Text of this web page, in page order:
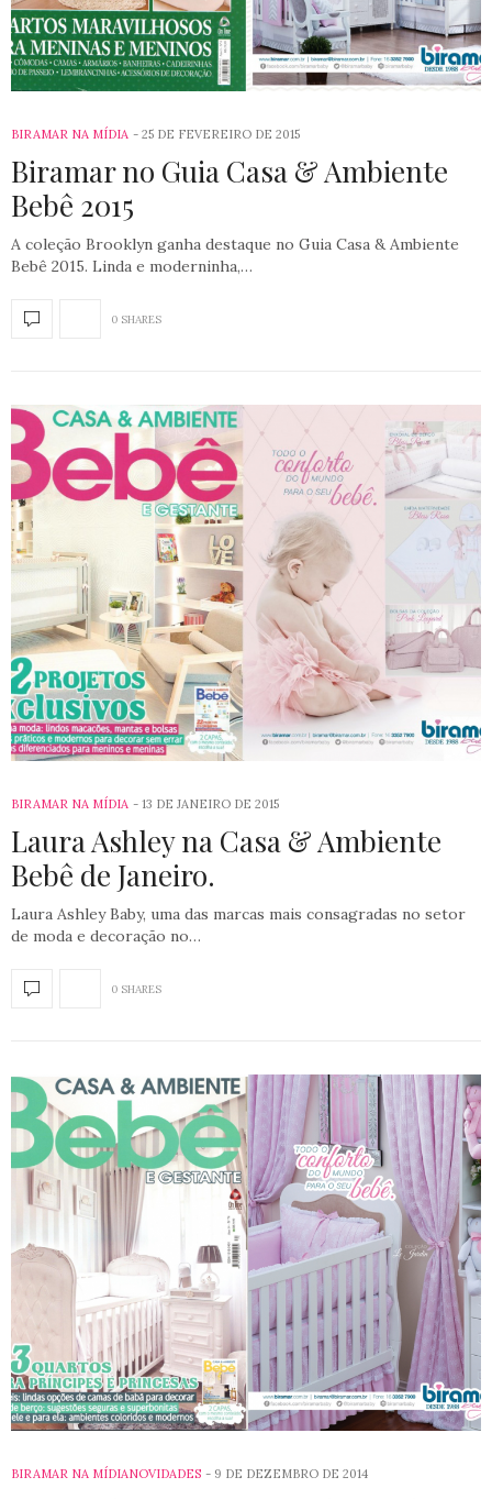
BIRAMAR NA MÍDIA 25 DE FEVEREIRO DE 2015
Biramar no Guia Casa & Ambiente
Bebê 2015
A coleção Brooklyn ganha destaque no Guia Casa & Ambiente
Bebê 2015. Linda e moderninha,…
0 SHARES
BIRAMAR NA MÍDIA 13 DE JANEIRO DE 2015
Laura Ashley na Casa & Ambiente
Bebê de Janeiro.
Laura Ashley Baby, uma das marcas mais consagradas no setor
de moda e decoração no…
0 SHARES
BIRAMAR NA MÍDIANOVIDADES 9 DE DEZEMBRO DE 2014